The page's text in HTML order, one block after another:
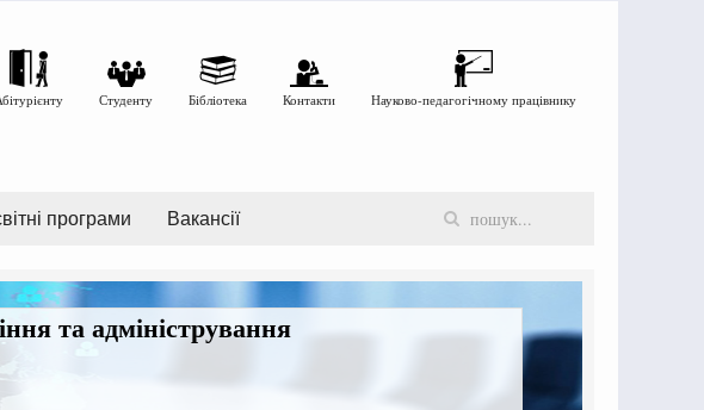
Студенту Бібліотека Контакти Науково-педагогічному працівнику
програми Вакансії
та адміністрування